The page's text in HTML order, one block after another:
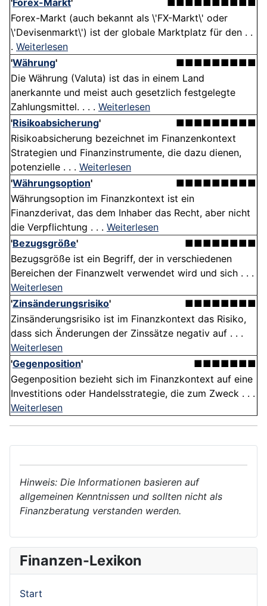
'Forex-Markt'
Forex-Markt (auch bekannt als \'FX-Markt\' oder
\'Devisenmarkt\') ist der globale Marktplatz für den . .
. Weiterlesen
'Währung'
■■■■■■■■■
Die Währung (Valuta) ist das in einem Land
anerkannte und meist auch gesetzlich festgelegte
Zahlungsmittel. . . . Weiterlesen
'Risikoabsicherung'
■■■■■■■■■
Risikoabsicherung bezeichnet im Finanzenkontext
Strategien und Finanzinstrumente, die dazu dienen,
potenzielle . . . Weiterlesen
'Währungsoption'
■■■■■■■■■
Währungsoption im Finanzkontext ist ein
Finanzderivat, das dem Inhaber das Recht, aber nicht
die Verpflichtung . . . Weiterlesen
'Bezugsgröße'
■■■■■■■■
Bezugsgröße ist ein Begriff, der in verschiedenen
Bereichen der Finanzwelt verwendet wird und sich . . .
Weiterlesen
'Zinsänderungsrisiko'
■■■■■■■■
Zinsänderungsrisiko ist im Finanzkontext das Risiko,
dass sich Änderungen der Zinssätze negativ auf . . .
Weiterlesen
'Gegenposition'
■■■■■■■
Gegenposition bezieht sich im Finanzkontext auf eine
Investitions oder Handelsstrategie, die zum Zweck . . .
Weiterlesen
Hinweis: Die Informationen basieren auf
allgemeinen Kenntnissen und sollten nicht als
Finanzberatung verstanden werden.
Finanzen-Lexikon
Start